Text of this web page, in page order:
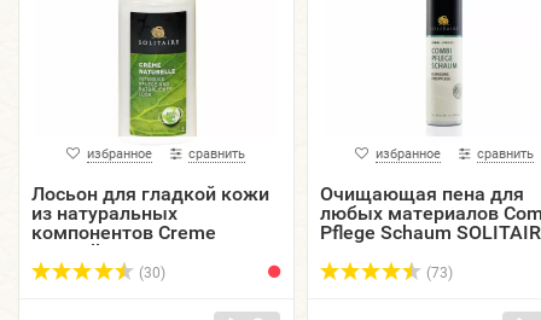
избранное сравнить
Лосьон для гладкой кожи
из натуральных
компонентов Creme
Naturelle SOLITAIRE,
флакон, 150 мл.
(30)
избранное сравнить
Очищающая пена для
любых материалов
Pflege Schaum
(73)